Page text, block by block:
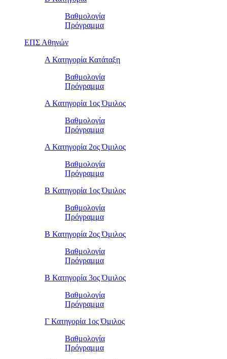
Βαθμολογία
Πρόγραμμα
ΕΠΣ Αθηνών
Α Κατηγορία Κατάταξη
Βαθμολογία
Πρόγραμμα
Α Κατηγορία 1ος Όμιλος
Βαθμολογία
Πρόγραμμα
Α Κατηγορία 2ος Όμιλος
Βαθμολογία
Πρόγραμμα
Β Κατηγορία 1ος Όμιλος
Βαθμολογία
Πρόγραμμα
Β Κατηγορία 2ος Όμιλος
Βαθμολογία
Πρόγραμμα
Β Κατηγορία 3ος Όμιλος
Βαθμολογία
Πρόγραμμα
Γ Κατηγορία 1ος Όμιλος
Βαθμολογία
Πρόγραμμα